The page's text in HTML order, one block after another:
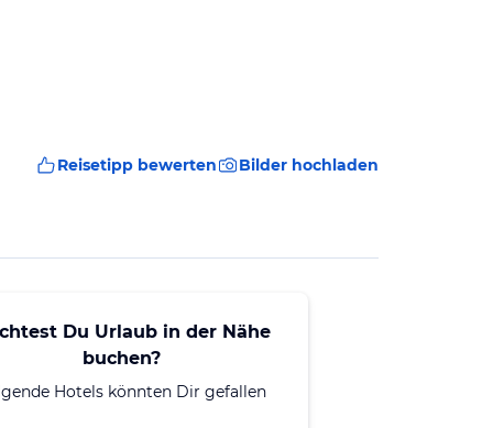
Reisetipp bewerten Bilder hochladen
Du Urlaub in der Nähe
buchen?
Hotels könnten Dir gefallen